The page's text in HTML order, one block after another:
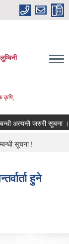
कृषि,
अत्यन्तै जरुरी सूचना ।
सूचना !
हुने